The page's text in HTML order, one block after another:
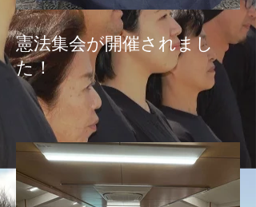
憲法集会が開催されまし
た！